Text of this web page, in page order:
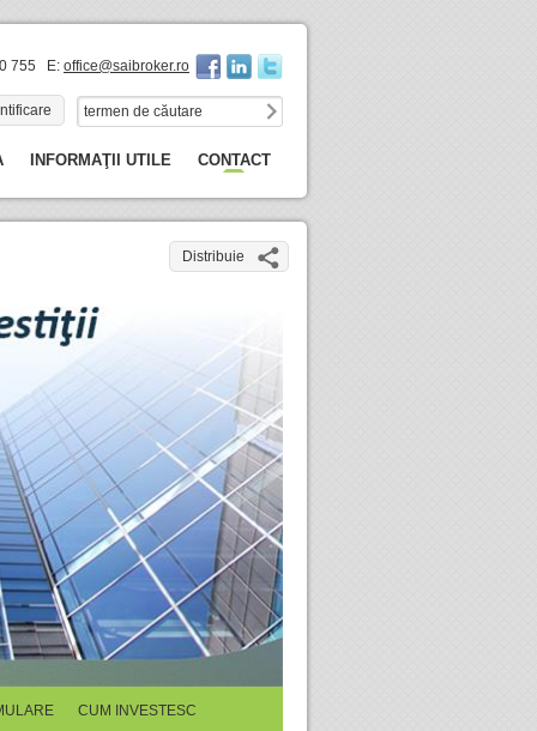
755 E: office@saibroker.ro
INFORMAŢII UTILE CONTACT
Distribuie
CUM INVESTESC